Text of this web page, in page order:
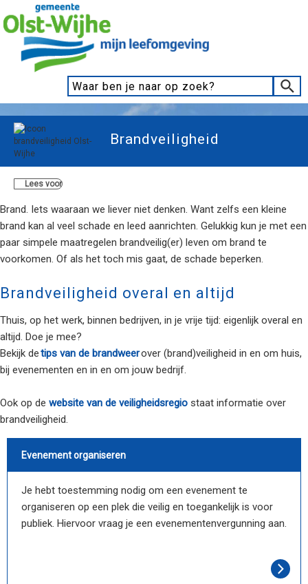
Brandveiligheid
Lees voor
Brand. Iets waaraan we liever niet denken. Want zelfs een kleine
brand kan al veel schade en leed aanrichten. Gelukkig kun je met een
paar simpele maatregelen brandveilig(er) leven om brand te
voorkomen. Of als het toch mis gaat, de schade beperken.
Brandveiligheid overal en altijd
Thuis, op het werk, binnen bedrijven, in je vrije tijd: eigenlijk overal en
altijd. Doe je mee?
Bekijk detips van de brandweerover (brand)veiligheid in en om huis,
bij evenementen en in en om jouw bedrijf.
Ook op de website van de veiligheidsregio staat informatie over
brandveiligheid.
Evenement organiseren
Je hebt toestemming nodig om een evenement te
organiseren op een plek die veilig en toegankelijk is voor
publiek. Hiervoor vraag je een evenementenvergunning aan.